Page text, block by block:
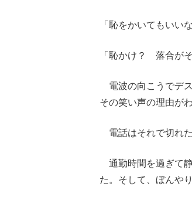
「恥をかいてもいい
「恥かけ？ 落合が
電波の向こうでデ
その笑い声の理由が
電話はそれで切れた
通勤時間を過ぎて
た。そして、ぼんや